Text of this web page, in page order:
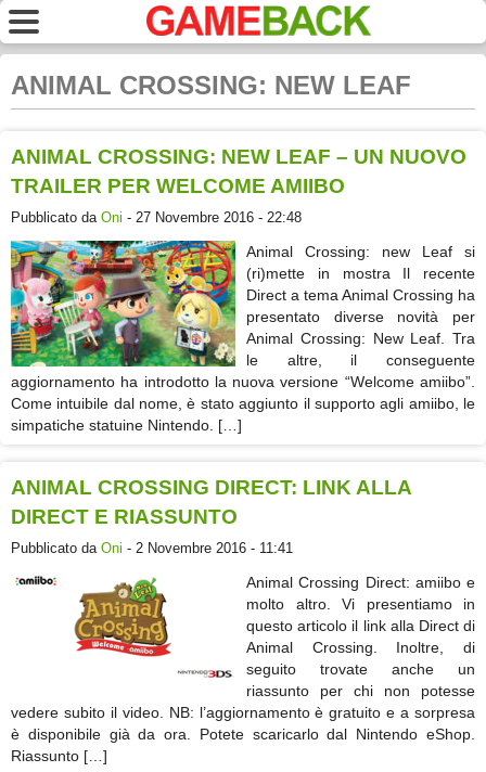
ANIMAL CROSSING: NEW LEAF
ANIMAL CROSSING: NEW LEAF – UN NUOVO
TRAILER PER WELCOME AMIIBO
Pubblicato da Oni - 27 Novembre 2016 - 22:48
Animal Crossing: new Leaf si
(ri)mette in mostra Il recente
Direct a tema Animal Crossing ha
presentato diverse novità per
Animal Crossing: New Leaf. Tra
le altre, il conseguente
aggiornamento ha introdotto la nuova versione “Welcome amiibo”.
Come intuibile dal nome, è stato aggiunto il supporto agli amiibo, le
simpatiche statuine Nintendo. […]
ANIMAL CROSSING DIRECT: LINK ALLA
DIRECT E RIASSUNTO
Pubblicato da Oni - 2 Novembre 2016 - 11:41
Animal Crossing Direct: amiibo e
molto altro. Vi presentiamo in
questo articolo il link alla Direct di
Animal Crossing. Inoltre, di
seguito trovate anche un
riassunto per chi non potesse
vedere subito il video. NB: l’aggiornamento è gratuito e a sorpresa
è disponibile già da ora. Potete scaricarlo dal Nintendo eShop.
Riassunto […]